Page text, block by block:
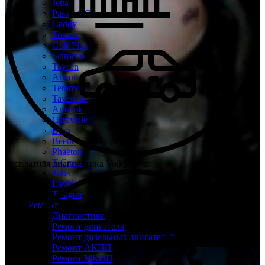
Jetta
Passat CC
Caddy
Touran
Golf Plus
Scirocco
Tayron
Arteon
Teramont
Tavendor
Amarok
Caravelle
Bora
Beetle
Phaeton
T-Cross
Taos
Lavida
Talagon
Ремонт
Диагностика
Ремонт двигателя
Ремонт дизельных двигателей
Ремонт АКПП
Ремонт МКПП
Бесплатная диагностика Volkswagen